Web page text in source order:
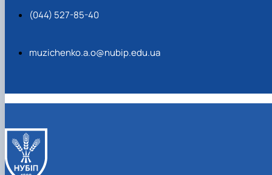
(044) 527-85-40
muzichenko.a.o@nubip.edu.ua